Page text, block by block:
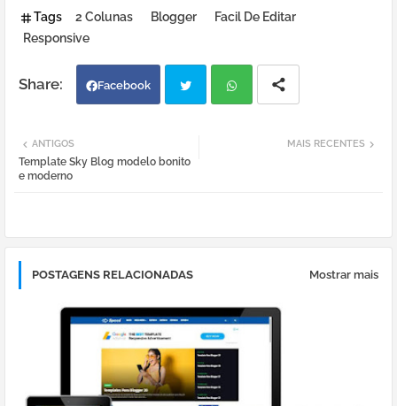
Tags 2 Colunas Blogger
Facil De Editar
Responsive
Facebook
tter
MAIS RECENTES
ANTIGOS
Template Sky Blog modelo bonito
e moderno
POSTAGENS RELACIONADAS Mostrar mais